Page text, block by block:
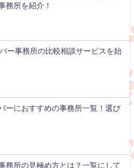
務所を紹介！
バー事務所の比較相談サービスを始
ーにおすすめの事務所一覧！選び
務所の見極め方とは？一覧にして